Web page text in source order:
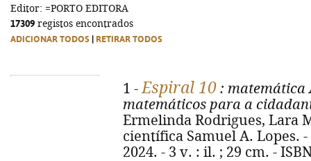
Editor: =PORTO EDITORA
17309 registos encontrados
ADICIONAR TODOS RETIRAR TODOS
1 -Espiral 10 : matemática
matemáticos para a
Ermelinda Rodrigues, Lara
científica Samuel A. Lopes.
2024. - 3 v. : il. ; 29 cm. -